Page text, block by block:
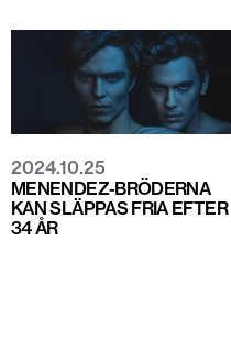
2024.10.25
MENENDEZ-BRÖDERNA
KAN SLÄPPAS FRIA EFTER
34 ÅR